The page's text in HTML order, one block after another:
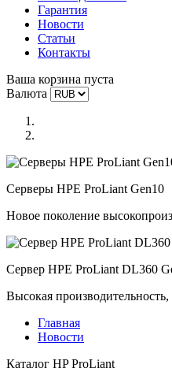
Гарантия
Новости
Статьи
Контакты
Ваша корзина пуста
Валюта
Серверы HPE ProLiant Gen10
Новое поколение
Сервер HPE ProLiant DL360
Высокая
Главная
Новости
Каталог HP ProLiant